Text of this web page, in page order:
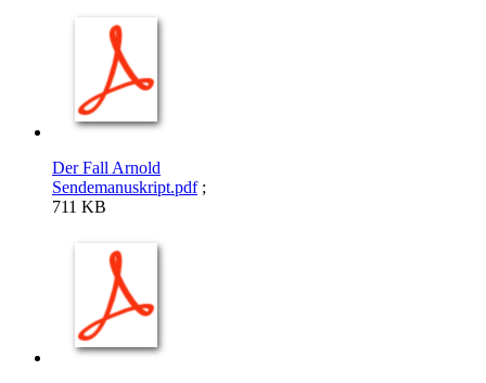
Der Fall Arnold
Sendemanuskript.pdf;
711 KB